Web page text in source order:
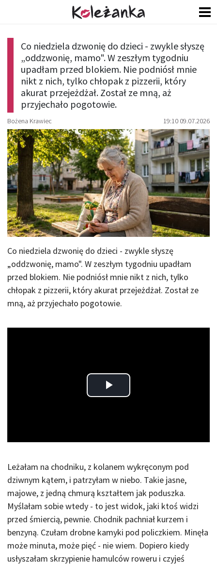
Co niedziela dzwonię do dzieci - zwykle słyszę
„oddzwonię, mamo". W zeszłym tygodniu
upadłam przed blokiem. Nie podniósł mnie
nikt z nich, tylko chłopak z pizzerii, który
akurat przejeżdżał. Został ze mną, aż
przyjechało pogotowie.
Bożena Krawiec 19:10 09.07.2026
Co niedziela dzwonię do dzieci - zwykle słyszę
„oddzwonię, mamo". W zeszłym tygodniu upadłam
przed blokiem. Nie podniósł mnie nikt z nich, tylko
chłopak z pizzerii, który akurat przejeżdżał. Został ze
mną, aż przyjechało pogotowie.
Play
Leżałam na chodniku, z kolanem wykręconym pod
dziwnym kątem, i patrzyłam w niebo. Takie jasne,
majowe, z jedną chmurą kształtem jak poduszka.
Myślałam sobie wtedy - to jest widok, jaki ktoś widzi
przed śmiercią, pewnie. Chodnik pachniał kurzem i
benzyną. Czułam drobne kamyki pod policzkiem. Minęła
może minuta, może pięć - nie wiem. Dopiero kiedy
usłyszałam skrzypienie hamulców roweru i czyjeś